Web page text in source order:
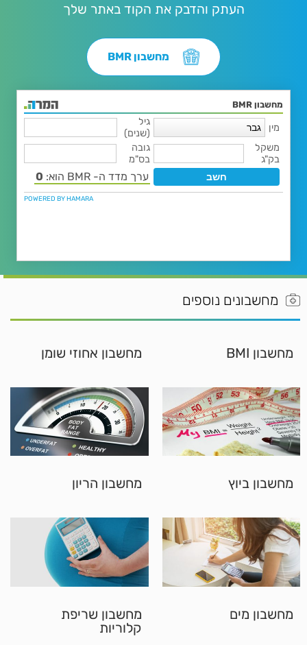
העתק והדבק את הקוד באתר שלך
מחשבון BMR
מחשבונים נוספים
מחשבון BMI מחשבון אחוזי שומן
מחשבון ביוץ מחשבון הריון
מחשבון מים
מחשבון שריפת
קלוריות